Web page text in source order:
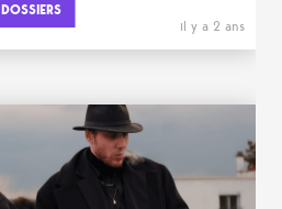
DOSSIERS
il y a 2 ans